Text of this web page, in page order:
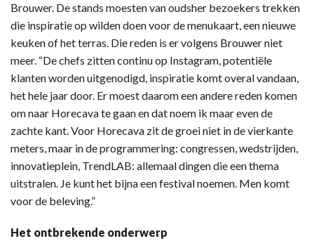
Brouwer. De stands moesten van oudsher bezoekers trekken
die inspiratie op wilden doen voor de menukaart, een nieuwe
keuken of het terras. Die reden is er volgens Brouwer niet
meer. “De chefs zitten continu op Instagram, potentiële
klanten worden uitgenodigd, inspiratie komt overal vandaan,
het hele jaar door. Er moest daarom een andere reden komen
om naar Horecava te gaan en dat noem ik maar even de
zachte kant. Voor Horecava zit de groei niet in de vierkante
meters, maar in de programmering: congressen, wedstrijden,
innovatieplein, TrendLAB: allemaal dingen die een thema
uitstralen. Je kunt het bijna een festival noemen. Men komt
voor de beleving.”
Het ontbrekende onderwerp